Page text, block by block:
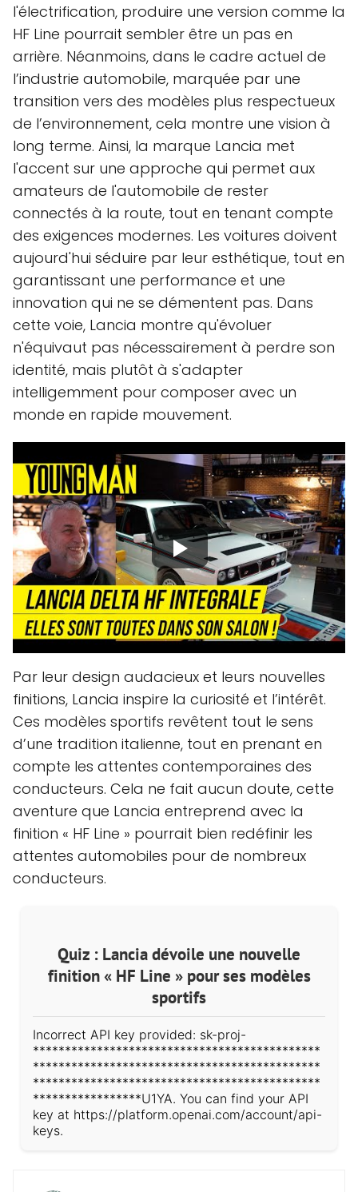
l'électrification, produire une version comme la
HF Line pourrait sembler être un pas en
arrière. Néanmoins, dans le cadre actuel de
l’industrie automobile, marquée par une
transition vers des modèles plus respectueux
de l’environnement, cela montre une vision à
long terme. Ainsi, la marque Lancia met
l'accent sur une approche qui permet aux
amateurs de l'automobile de rester
connectés à la route, tout en tenant compte
des exigences modernes. Les voitures doivent
aujourd'hui séduire par leur esthétique, tout en
garantissant une performance et une
innovation qui ne se démentent pas. Dans
cette voie, Lancia montre qu'évoluer
n'équivaut pas nécessairement à perdre son
identité, mais plutôt à s'adapter
intelligemment pour composer avec un
monde en rapide mouvement.
Par leur design audacieux et leurs nouvelles
finitions, Lancia inspire la curiosité et l’intérêt.
Ces modèles sportifs revêtent tout le sens
d’une tradition italienne, tout en prenant en
compte les attentes contemporaines des
conducteurs. Cela ne fait aucun doute, cette
aventure que Lancia entreprend avec la
finition « HF Line » pourrait bien redéfinir les
attentes automobiles pour de nombreux
conducteurs.
Quiz : Lancia dévoile une nouvelle
finition « HF Line » pour ses modèles
sportifs
Incorrect API key provided: sk-proj-
*********************************************
*********************************************
*********************************************
*****************U1YA. You can find your API
key at https://platform.openai.com/account/api-
keys.